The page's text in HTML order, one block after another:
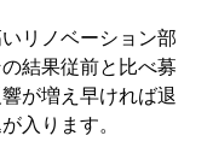
リノベーション部
結果従前と比べ募
が増え早ければ退
入ります。